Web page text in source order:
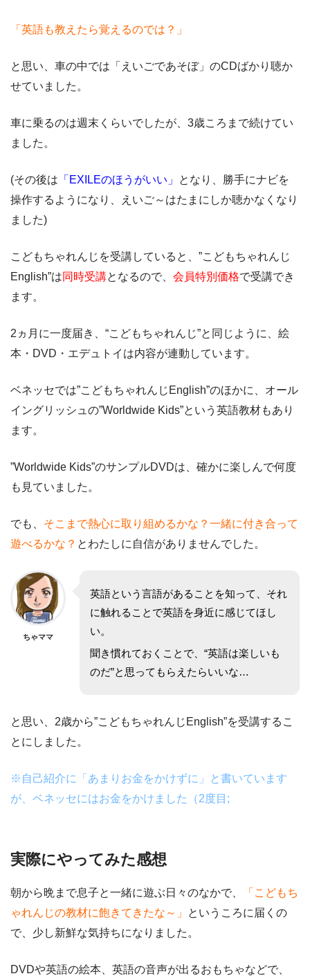
「英語も教えたら覚えるのでは？」
と思い、車の中では 「えいごであそぼ」のCDばかり 聴か
せていました。
車に乗るのは週末くらいでしたが、 3歳ころまで続けてい
ました。
(その後は 「EXILEのほうがいい」
となり、勝手にナビを
操作するようになり、えいご～はたまにしか聴かなくなり
ました)
こどもちゃれんじを受講していると、”こどもちゃれんじ
English”は同時受講となるので、 会員特別価格で受講でき
ます。
2ヵ月に一度届き、“こどもちゃれんじ”と同じように、絵
本・DVD・エデュトイは内容が連動しています。
ベネッセでは”こどもちゃれんじEnglish”のほかに、 オール
イングリッシュの”Worldwide Kids”という英語教材もあり
ます。
”Worldwide Kids”のサンプルDVDは、確かに楽しんで何度
も見ていました。
でも、 そこまで熱心に取り組めるかな？一緒に付き合って
遊べるかな？ とわたしに自信がありませんでした。
ちゃママ
英語という言語があることを知って、それ
に触れることで英語を身近に感じてほし
い。
聞き慣れておくことで、“英語は楽しいも
のだ”と思ってもらえたらいいな…
と思い、 2歳から”こどもちゃれんじEnglish”を受講するこ
とにしました。
※自己紹介に「あまりお金をかけずに」と書いています
が、ベネッセにはお金をかけました（2度目;
実際にやってみた感想
朝から晩まで息子と一緒に遊ぶ日々のなかで、
「こどもち
ゃれんじの教材に飽きてきたな～」
というころに届くの
で、少し新鮮な気持ちになりました。
DVDや英語の絵本、英語の音声が出るおもちゃなどで、